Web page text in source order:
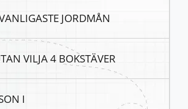
JORDMÅN
VILJA 4 BOKSTÄVER
I